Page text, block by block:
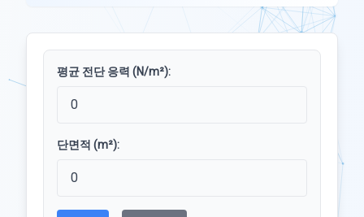
평균 전단 응력 (N/m²):
단면적 (m²):